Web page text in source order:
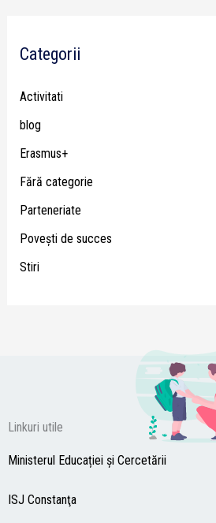
Categorii
Activitati
blog
Erasmus+
Fără categorie
Parteneriate
Poveşti de succes
Stiri
Linkuri utile
Ministerul Educației și Cercetării
ISJ Constanţa